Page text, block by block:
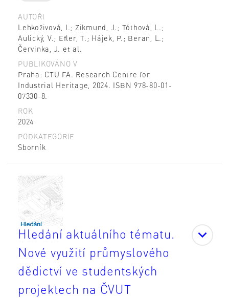
AUTOŘI
Lehkoživová, I.; Zikmund, J.; Tóthová, L.;
Aulický, V.; Efler, T.; Hájek, P.; Beran, L.;
Červinka, J. et al.
PUBLIKOVÁNO V
Praha: CTU FA. Research Centre for
Industrial Heritage, 2024. ISBN 978-80-01-
07330-8.
ROK
2024
PODKATEGORIE
Sborník
Hledání aktuálního tématu.
Nové využití průmyslového
dědictví ve studentských
projektech na ČVUT